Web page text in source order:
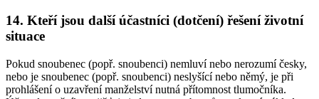
14. Kteří jsou další účastníci (dotčení) řešení životní
situace
Pokud snoubenec (popř. snoubenci) nemluví nebo nerozumí česky,
nebo je snoubenec (popř. snoubenci) neslyšící nebo němý, je při
prohlášení o uzavření manželství nutná přítomnost tlumočníka.